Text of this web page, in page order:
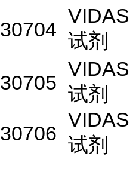
30704
VIDAS
试剂
30705
VIDAS
试剂
30706
VIDAS
试剂